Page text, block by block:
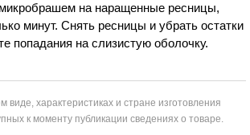
на наращенные ресницы,
минут. Снять ресницы и убрать остатки
попадания на слизистую оболочку.
характеристиках и стране изготовления
к моменту публикации сведениях о товаре.